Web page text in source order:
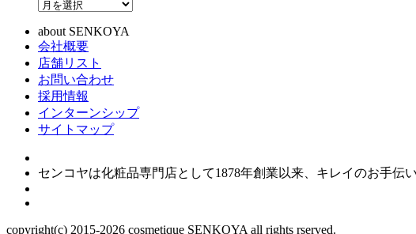
about SENKOYA
会社概要
店舗リスト
お問い合わせ
採用情報
インターンシップ
サイトマップ
センコヤは化粧品専門店として1878年創業以来、キレイのお手伝
copyright(c) 2015-2026 cosmetique SENKOYA all rights rserved.